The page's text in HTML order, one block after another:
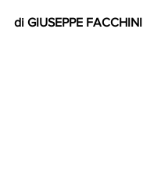
di GIUSEPPE FACCHINI